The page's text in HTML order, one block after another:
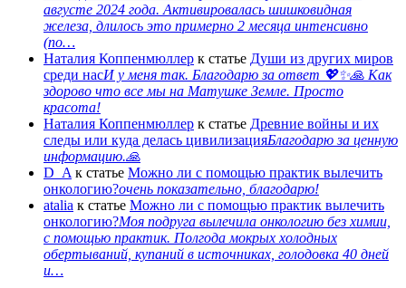
августе 2024 года. Активировалась шишковидная
железа, длилось это примерно 2 месяца интенсивно
(по…
Наталия Коппенмюллер к статье Души из других миров
среди насИ у меня так. Благодарю за ответ 💖✨️🙏 Как
здорово что все мы на Матушке Земле. Просто
красота!
Наталия Коппенмюллер к статье Древние войны и их
следы или куда делась цивилизацияБлагодарю за ценную
информацию.🙏
D_A к статье Можно ли с помощью практик вылечить
онкологию?очень показательно, благодарю!
atalia к статье Можно ли с помощью практик вылечить
онкологию?Моя подруга вылечила онкологию без химии,
с помощью практик. Полгода мокрых холодных
обертываний, купаний в источниках, голодовка 40 дней
и…